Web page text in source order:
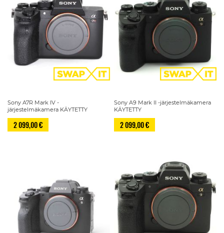
Sony A7R Mark IV -
järjestelmäkamera KÄYTETTY
2 099,00 €
Sony A9 Mark II -järjestelmäkamera
KÄYTETTY
2 099,00 €